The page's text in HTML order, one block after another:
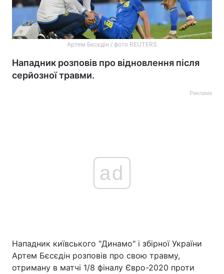
Війна
Україна Політика
Артем Бєсєдін / фото REUTERS
Нападник розповів про відновлення після
серйозної травми.
Реклама
ad
Нападник київського "Динамо" і збірної України
Артем Бєсєдін розповів про свою травму,
отриману в матчі 1/8 фіналу Євро-2020 проти